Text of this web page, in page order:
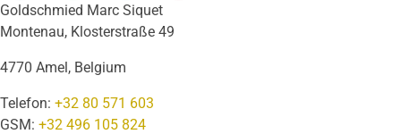
Goldschmied Marc Siquet
Montenau, Klosterstraße 49
4770 Amel, Belgium
Telefon: +32 80 571 603
GSM: +32 496 105 824